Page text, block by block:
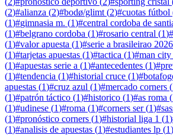
(2)#alianza (2)#bodø/glimt (2)#cuotas fútbol
(1)#gimnasia m. (1)#central cordoba de
(1)#belgrano cordoba (1)#rosario central (1)#
(1)#valor apuesta (1)#serie a brasileirao 2026
(1)#tarjetas apuestas (1)#tactica (1)#man city
(1)#apuestas serie a (1)#antecedentes (1)#
(1)#tendencia (1)#historial cruce (1)#
apuestas (1)#cruz azul (1)#mercado corners (
(1)#patrón táctico (1)#historico (1)#as roma (
(1)#udinese (1)#roma (1)#corners ser(1)#
(1)#pronóstico corners (1)#historial liga 1 (1)
(1)#analisis de apuestas (1)#estudiantes lp (1)